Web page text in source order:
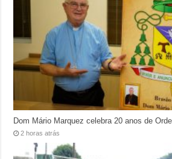
Dom Mário Marquez celebra 20 anos de
2 horas atrás